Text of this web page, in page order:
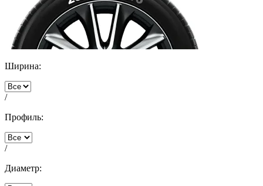
Ширина:
/
Профиль:
/
Диаметр: